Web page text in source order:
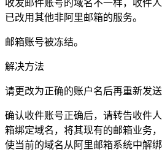
收发邮件账号的域名不一样，收件
已改用其他非阿里邮箱的服务。
邮箱账号被冻结。
解决方法
请更改为正确的账户名后再重新发送
确认收件账号正确后，请转告收件
箱绑定域名，将其现有的邮箱业务
使当前的域名从阿里邮箱系统中解绑